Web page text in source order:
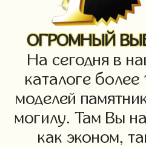
ОГРОМНЫЙ
На сегодня в
каталоге более
моделей
могилу. Там Вы
как эконом,